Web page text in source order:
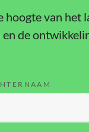
van het
de